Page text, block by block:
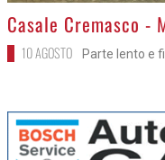
>
Casale Cremasco -
10 AGOSTO Parte lento e